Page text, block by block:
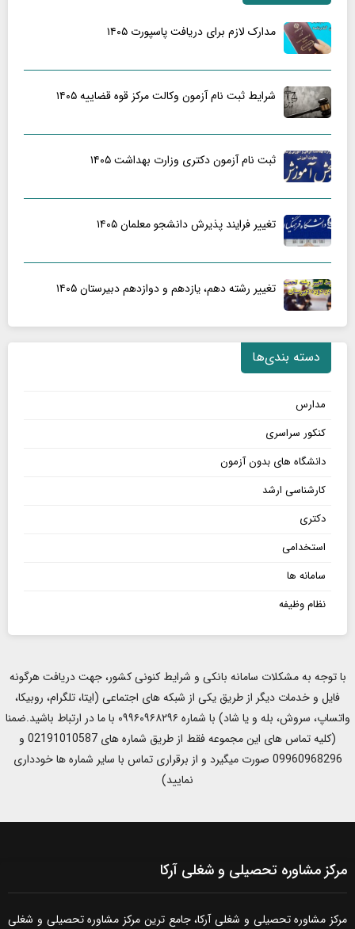
مدارک لازم برای دریافت پاسپورت ۱۴۰۵
شرایط ثبت نام آزمون وکالت مرکز قوه قضاییه ۱۴۰۵
ثبت نام آزمون دکتری وزارت بهداشت ۱۴۰۵
تغییر فرایند پذیرش دانشجو معلمان ۱۴۰۵
تغییر رشته دهم، یازدهم و دوازدهم دبیرستان ۱۴۰۵
دسته بندی‌ها
مدارس
کنکور سراسری
دانشگاه های بدون آزمون
کارشناسی ارشد
دکتری
استخدامی
سامانه ها
نظام وظیفه
با توجه به مشکلات سامانه بانکی و شرایط کنونی کشور، جهت دریافت هرگونه
فایل و خدمات دیگر از طریق یکی از شبکه های اجتماعی (ایتا، تلگرام، روبیکا،
واتساپ، سروش، بله و یا شاد) با شماره ۰۹۹۶۰۹۶۸۲۹۶ با ما در ارتباط باشید.ضمنا
(کلیه تماس های این مجموعه فقط از طریق شماره های 02191010587 و
09960968296 صورت میگیرد و از برقراری تماس با سایر شماره ها خودداری
نمایید)
مرکز مشاوره تحصیلی و شغلی آرکا
مرکز مشاوره تحصیلی و شغلی آرکا، جامع ترین مرکز مشاوره تحصیلی و شغلی